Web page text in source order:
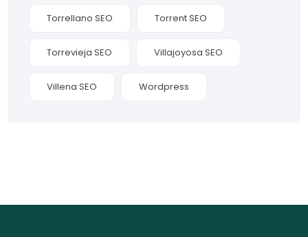
Torrellano SEO Torrent SEO
Torrevieja SEO Villajoyosa SEO
Villena SEO Wordpress